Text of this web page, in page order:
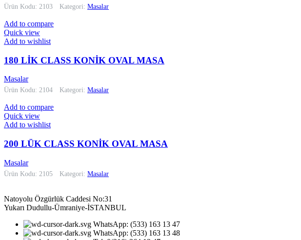
Ürün Kodu: 2103 Kategori: Masalar
Add to compare
Quick view
Add to wishlist
180 LİK CLASS KONİK OVAL MASA
Masalar
Ürün Kodu: 2104 Kategori: Masalar
Add to compare
Quick view
Add to wishlist
200 LÜK CLASS KONİK OVAL MASA
Masalar
Ürün Kodu: 2105 Kategori: Masalar
Natoyolu Özgürlük Caddesi No:31
Yukarı Dudullu-Ümraniye-İSTANBUL
WhatsApp: (533) 163 13 47
WhatsApp: (533) 163 13 48